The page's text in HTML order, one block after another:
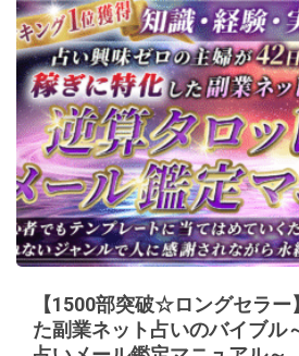
【1500部突破☆ロングセラー
た副業ネット占いのバイブル